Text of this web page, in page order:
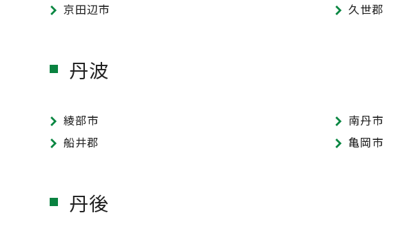
京田辺市
久世郡
丹波
綾部市 南丹市
船井郡
亀岡市
丹後